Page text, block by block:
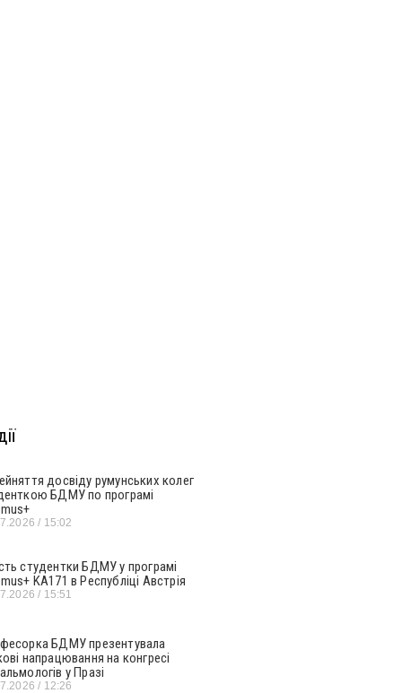
досвіду румунських колег
БДМУ по програмі
15:02
студентки БДМУ у програмі
KA171 в Республіці Австрія
15:51
БДМУ презентувала
напрацювання на конгресі
у Празі
12:26